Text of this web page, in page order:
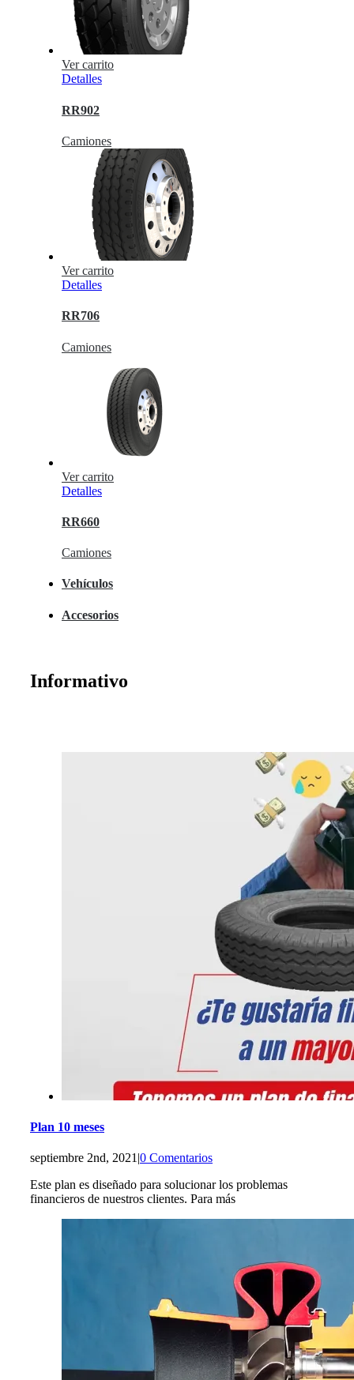
Ver carrito
Detalles
RR902
Camiones
Ver carrito
Detalles
RR706
Camiones
Ver carrito
Detalles
RR660
Camiones
Vehículos
Accesorios
Informativo
Plan 10 meses
septiembre 2nd, 2021 |0 Comentarios
Este plan es diseñado para solucionar los problemas
financieros de nuestros clientes. Para más